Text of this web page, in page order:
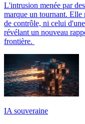
L'intrusion menée par
marque un tournant.
de contrôle, ni celui
révélant un nouveau
frontière.
IA souveraine